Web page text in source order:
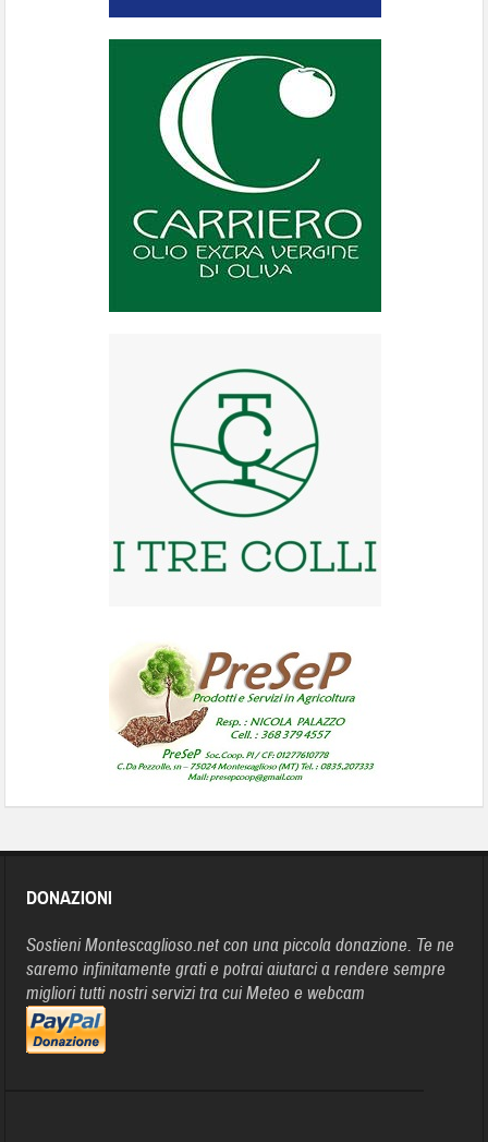
DONAZIONI
Sostieni Montescaglioso.net con una piccola donazione. Te ne
saremo infinitamente grati e potrai aiutarci a rendere sempre
migliori tutti nostri servizi tra cui Meteo e webcam